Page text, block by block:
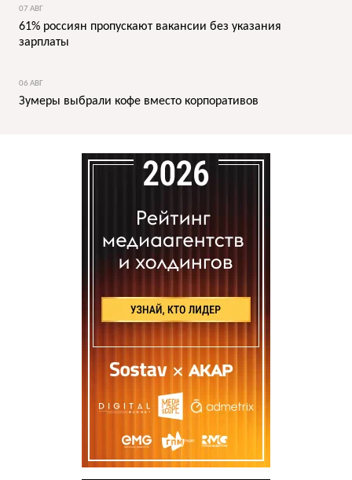
07 АВГ
61% россиян пропускают вакансии без указания
зарплаты
06 АВГ
Зумеры выбрали кофе вместо корпоративов